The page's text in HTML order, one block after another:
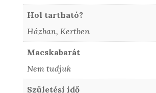
Hol tartható?
Házban, Kertben
Macskabarát
Nem tudjuk
Születési idő